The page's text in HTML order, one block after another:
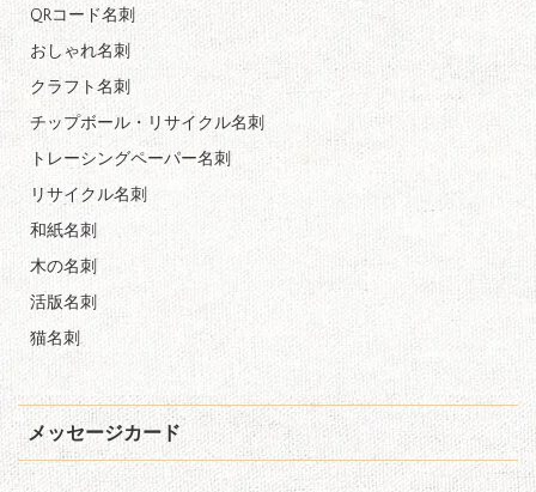
QRコード名刺
おしゃれ名刺
クラフト名刺
チップボール・リサイクル名刺
トレーシングペーパー名刺
リサイクル名刺
和紙名刺
木の名刺
活版名刺
猫名刺
メッセージカード